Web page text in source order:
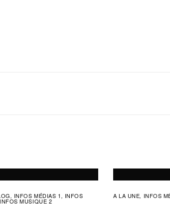
, INFOS MÉDIAS 1 , INFOS
INFOS MUSIQUE 2
A LA UNE, INFOS